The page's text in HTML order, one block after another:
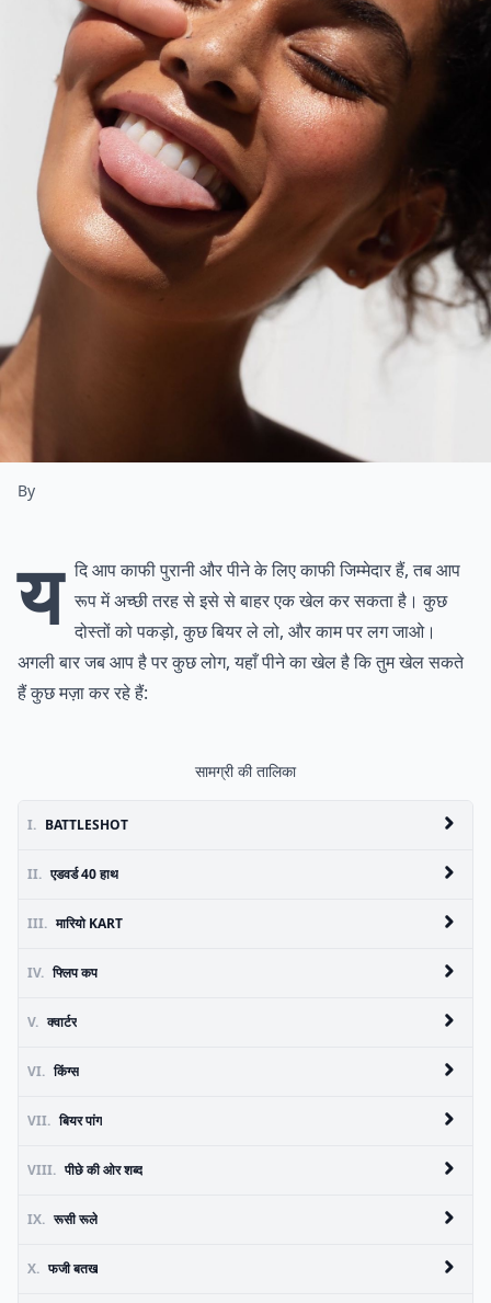
By
य दि आप काफी पुरानी और पीने के लिए काफी जिम्मेदार हैं, तब आप
रूप में अच्छी तरह से इसे से बाहर एक खेल कर सकता है। कुछ
दोस्तों को पकड़ो, कुछ बियर ले लो, और काम पर लग जाओ।
अगली बार जब आप है पर कुछ लोग, यहाँ पीने का खेल है कि तुम खेल सकते
हैं कुछ मज़ा कर रहे हैं:
सामग्री की तालिका
I. BATTLESHOT
II. एडवर्ड 40 हाथ
III. मारियो KART
IV. फ्लिप कप
V. क्वार्टर
VI. किंग्स
VII. बियर पांग
VIII. पीछे की ओर शब्द
IX. रूसी रूले
X. फजी बतख